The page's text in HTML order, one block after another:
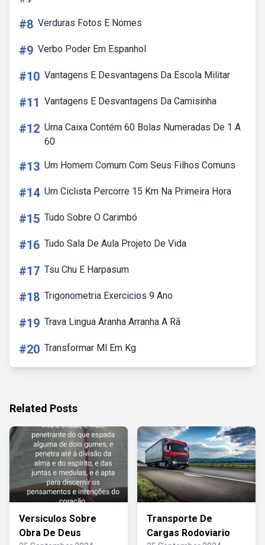
#8 Verduras Fotos E Nomes
#9 Verbo Poder Em Espanhol
#10 Vantagens E Desvantagens Da Escola Militar
#11 Vantagens E Desvantagens Da Camisinha
#12 Uma Caixa Contém 60 Bolas Numeradas De 1 A
60
#13 Um Homem Comum Com Seus Filhos Comuns
#14 Um Ciclista Percorre 15 Km Na Primeira Hora
#15 Tudo Sobre O Carimbó
#16 Tudo Sala De Aula Projeto De Vida
#17 Tsu Chu E Harpasum
#18 Trigonometria Exercicios 9 Ano
#19 Trava Lingua Aranha Arranha A Rã
#20 Transformar Ml Em Kg
Related Posts
Versiculos Sobre
Obra De Deus
Transporte De
Cargas Rodoviario